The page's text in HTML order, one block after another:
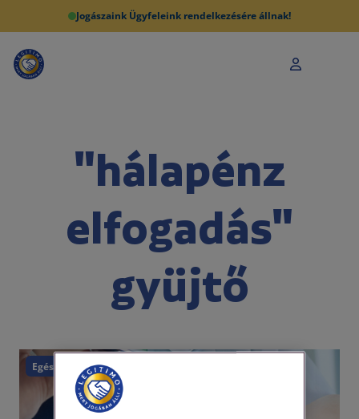
Jogászaink Ügyfeleink rendelkezésére állnak!
"hálapénz
elfogadás"
gyüjtő
Egészségügy